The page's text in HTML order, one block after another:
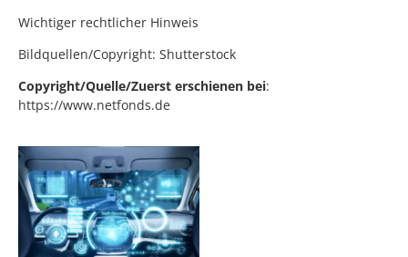
Wichtiger rechtlicher Hinweis
Bildquellen/Copyright: Shutterstock
Copyright/Quelle/Zuerst erschienen bei:
https://www.netfonds.de